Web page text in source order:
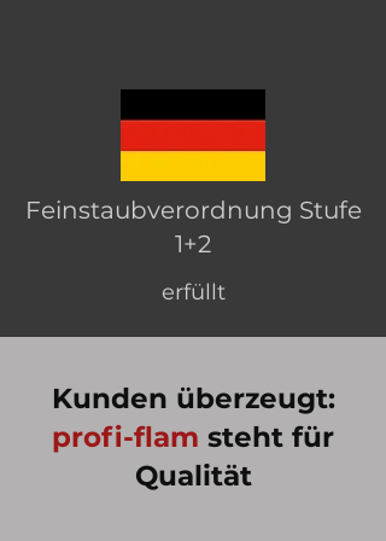
Feinstaubverordnung Stufe
1+2
erfüllt
Kunden überzeugt:
profi-flam steht für
Qualität